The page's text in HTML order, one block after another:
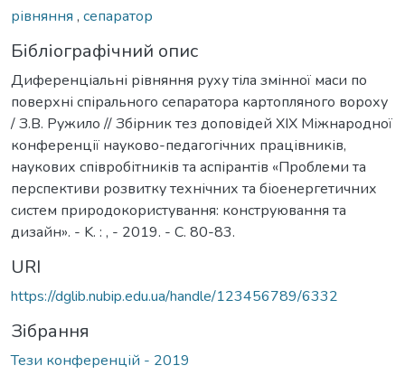
рівняння , сепаратор
Бібліографічний опис
Диференціальні рівняння руху тіла змінної маси по
поверхні спірального сепаратора картопляного вороху
/ З.В. Ружило // Збірник тез доповідей XIX Міжнародної
конференції науково-педагогічних працівників,
наукових співробітників та аспірантів «Проблеми та
перспективи розвитку технічних та біоенергетичних
систем природокористування: конструювання та
дизайн». - K. : , - 2019. - С. 80-83.
URI
https://dglib.nubip.edu.ua/handle/123456789/6332
Зібрання
Тези конференцій - 2019